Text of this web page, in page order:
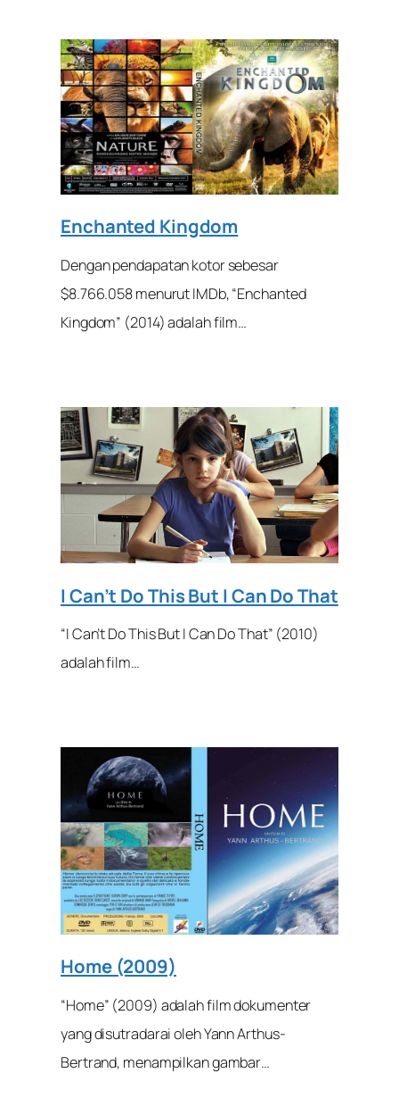
Enchanted Kingdom
Dengan pendapatan kotor sebesar
$8.766.058 menurut IMDb, “Enchanted
Kingdom” (2014) adalah film…
I Can’t Do This But I Can Do That
“I Can’t Do This But I Can Do That” (2010)
adalah film…
Home (2009)
“Home” (2009) adalah film dokumenter
yang disutradarai oleh Yann Arthus-
Bertrand, menampilkan gambar…